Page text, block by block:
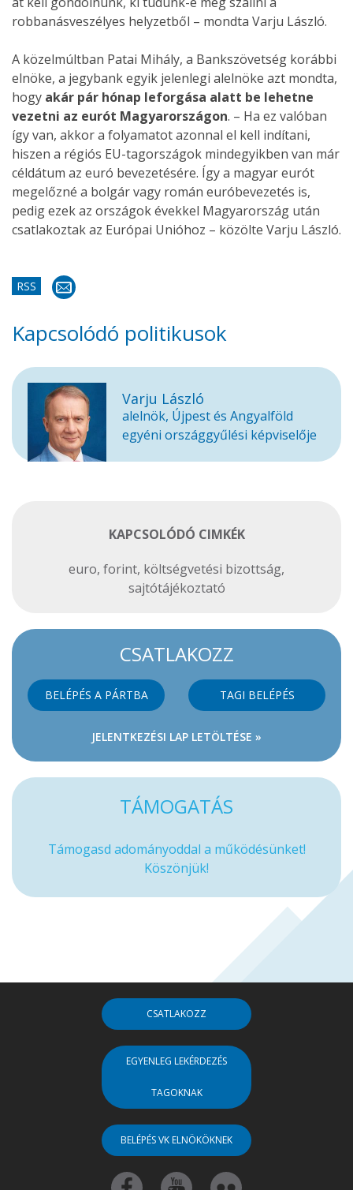
robbanásveszélyes helyzetből – mondta Varju László.
A közelmúltban Patai Mihály, a Bankszövetség korábbi
elnöke, a jegybank egyik jelenlegi alelnöke azt mondta,
hogy akár pár hónap leforgása alatt be lehetne
vezetni az eurót Magyarországon. – Ha ez valóban
így van, akkor a folyamatot azonnal el kell indítani,
hiszen a régiós EU-tagországok mindegyikben van már
céldátum az euró bevezetésére. Így a magyar eurót
megelőzné a bolgár vagy román euróbevezetés is,
pedig ezek az országok évekkel Magyarország után
csatlakoztak az Európai Unióhoz – közölte Varju László.
RSS
Kapcsolódó politikusok
Varju László
alelnök, Újpest és Angyalföld
egyéni országgyűlési képviselője
KAPCSOLÓDÓ CIMKÉK
euro, forint, költségvetési bizottság,
sajtótájékoztató
CSATLAKOZZ
BELÉPÉS A PÁRTBA TAGI BELÉPÉS
JELENTKEZÉSI LAP LETÖLTÉSE »
TÁMOGATÁS
Támogasd adományoddal a működésünket!
Köszönjük!
CSATLAKOZZ
EGYENLEG LEKÉRDEZÉS
TAGOKNAK
BELÉPÉS VK ELNÖKÖKNEK